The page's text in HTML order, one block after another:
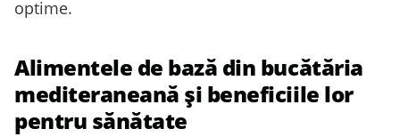
optime.
Alimentele de bază din bucătăria
mediteraneană și beneficiile lor
pentru sănătate